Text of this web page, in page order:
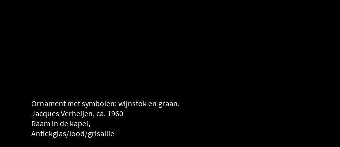
Ornament met symbolen: wijnstok en graan.
Jacques Verheijen, ca. 1960
Raam in de kapel,
Antiekglas/lood/grisaille